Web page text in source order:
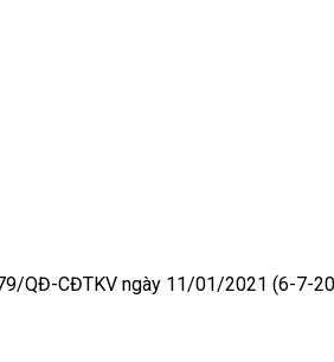
QĐ-CĐTKV ngày 11/01/2021 (6-7-